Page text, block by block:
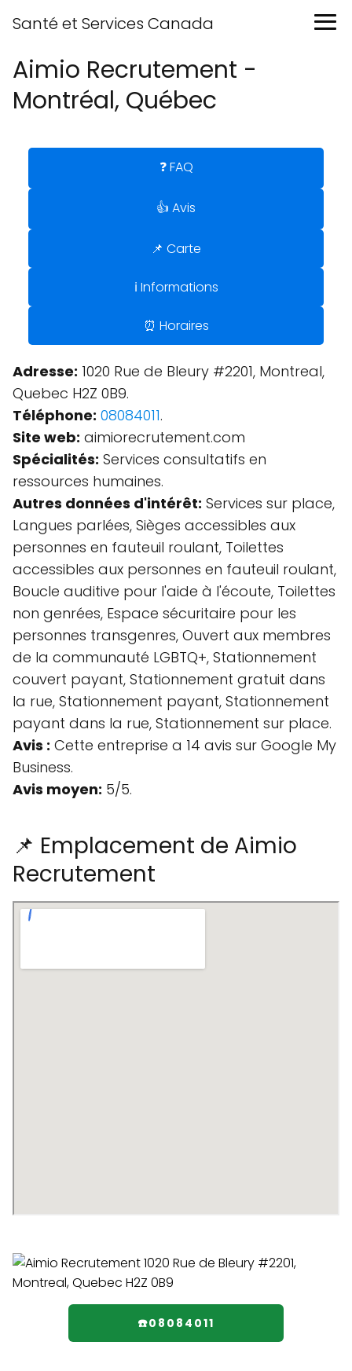
Santé et Services Canada
Aimio Recrutement -
Montréal, Québec
❓ FAQ
👍 Avis
📌 Carte
ℹ️ Informations
⏰ Horaires
Adresse: 1020 Rue de Bleury #2201, Montreal,
Quebec H2Z 0B9.
Téléphone: 08084011.
Site web: aimiorecrutement.com
Spécialités: Services consultatifs en
ressources humaines.
Autres données d'intérêt: Services sur place,
Langues parlées, Sièges accessibles aux
personnes en fauteuil roulant, Toilettes
accessibles aux personnes en fauteuil roulant,
Boucle auditive pour l'aide à l'écoute, Toilettes
non genrées, Espace sécuritaire pour les
personnes transgenres, Ouvert aux membres
de la communauté LGBTQ+, Stationnement
couvert payant, Stationnement gratuit dans
la rue, Stationnement payant, Stationnement
payant dans la rue, Stationnement sur place.
Avis : Cette entreprise a 14 avis sur Google My
Business.
Avis moyen: 5/5.
📌 Emplacement de Aimio
Recrutement
☎️08084011